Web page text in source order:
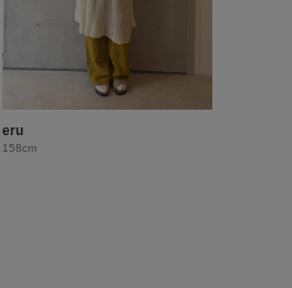
eru
158cm